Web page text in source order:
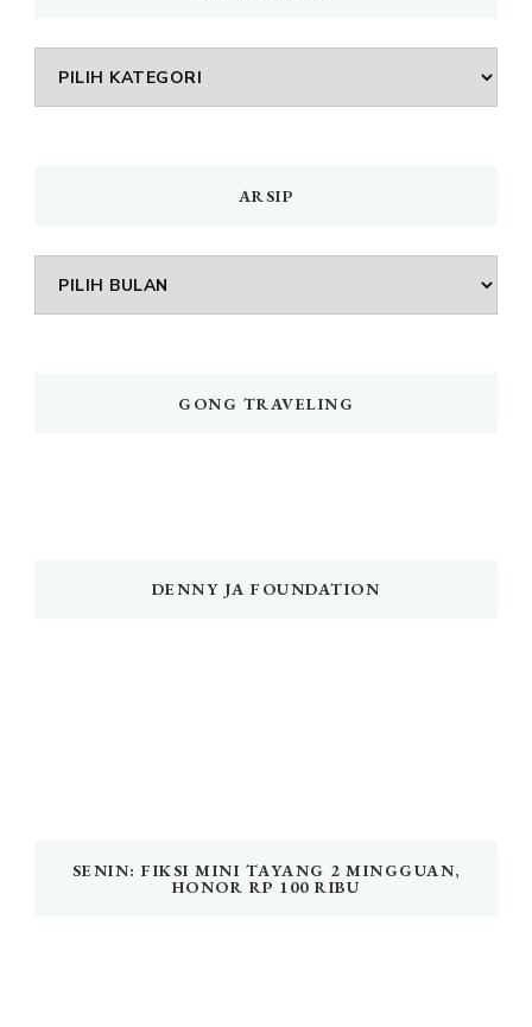
DAFTAR
MENU
ARSIP
Arsip
GONG TRAVELING
DENNY JA FOUNDATION
SENIN: FIKSI MINI TAYANG 2 MINGGUAN,
HONOR RP 100 RIBU